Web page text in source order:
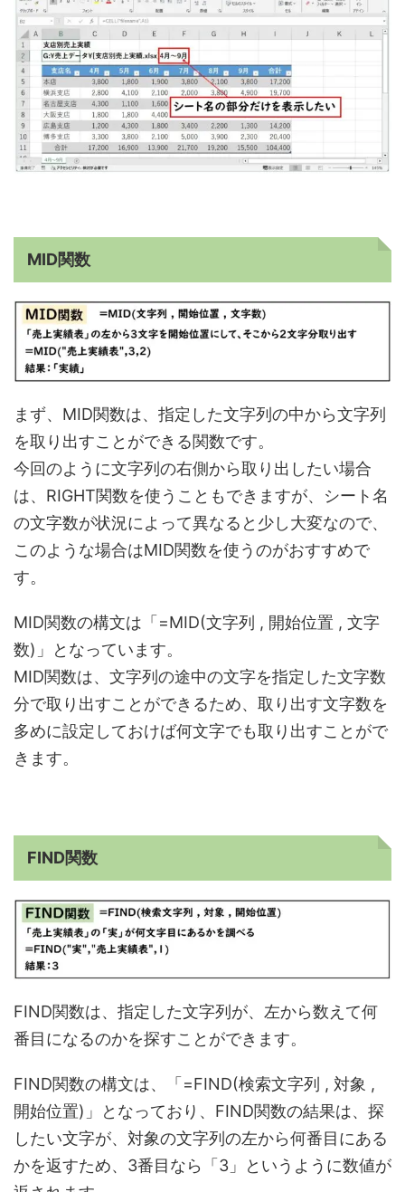
MID関数
まず、MID関数は、指定した文字列の中から文字列
を取り出すことができる関数です。
今回のように文字列の右側から取り出したい場合
は、RIGHT関数を使うこともできますが、シート名
の文字数が状況によって異なると少し大変なので、
このような場合はMID関数を使うのがおすすめで
す。
MID関数の構文は「=MID(文字列 , 開始位置 , 文字
数)」となっています。
MID関数は、文字列の途中の文字を指定した文字数
分で取り出すことができるため、取り出す文字数を
多めに設定しておけば何文字でも取り出すことがで
きます。
FIND関数
FIND関数は、指定した文字列が、左から数えて何
番目になるのかを探すことができます。
FIND関数の構文は、「=FIND(検索文字列 , 対象 ,
開始位置)」となっており、FIND関数の結果は、探
したい文字が、対象の文字列の左から何番目にある
かを返すため、3番目なら「3」というように数値が